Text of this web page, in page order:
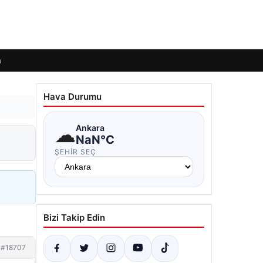
#18707
Hava Durumu
☁Ankara
NaN°C
ŞEHIR SEÇ
Bizi Takip Edin